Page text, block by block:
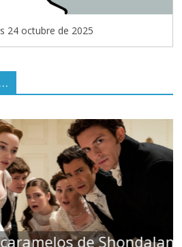
24 octubre de 2025
de Shondaland